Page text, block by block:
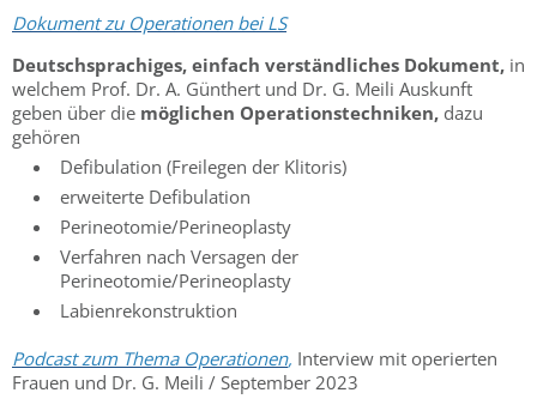
Dokument zu Operationen bei LS
Deutschsprachiges, einfach verständliches Dokument, in
welchem Prof. Dr. A. Günthert und Dr. G. Meili Auskunft
geben über die möglichen Operationstechniken, dazu
gehören
Defibulation (Freilegen der Klitoris)
erweiterte Defibulation
Perineotomie/Perineoplasty
Verfahren nach Versagen der
Perineotomie/Perineoplasty
Labienrekonstruktion
Podcast zum Thema Operationen, Interview mit operierten
Frauen und Dr. G. Meili / September 2023